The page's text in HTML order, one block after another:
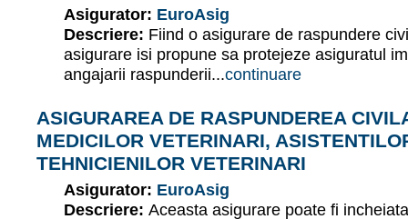
Asigurator: EuroAsig
Descriere: Fiind o asigurare de raspundere
asigurare isi propune sa protejeze asiguratul
angajarii raspunderii...continuare
ASIGURAREA DE RASPUNDEREA
MEDICILOR VETERINARI,
TEHNICIENILOR VETERINARI
Asigurator: EuroAsig
Descriere: Aceasta asigurare poate fi